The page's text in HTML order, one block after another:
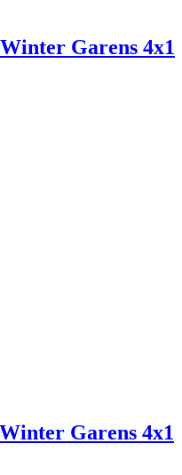
Garens 4x1
Garens 4x1